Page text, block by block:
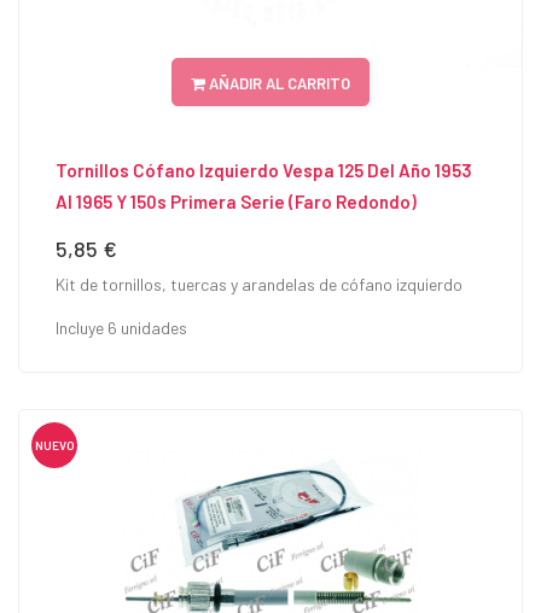
AÑADIR AL CARRITO
Tornillos Cófano Izquierdo Vespa 125 Del Año 1953
Al 1965 Y 150s Primera Serie (Faro Redondo)
Precio
5,85 €
Kit de tornillos, tuercas y arandelas de cófano izquierdo
Incluye 6 unidades
NUEVO